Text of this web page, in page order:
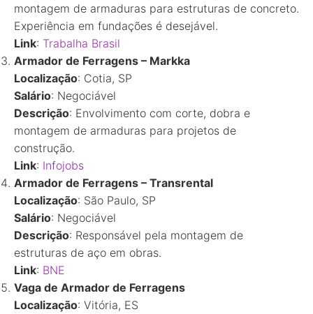
montagem de armaduras para estruturas de concreto.
Experiência em fundações é desejável.
Link: Trabalha Brasil
Armador de Ferragens – Markka
Localização: Cotia, SP
Salário: Negociável
Descrição: Envolvimento com corte, dobra e
montagem de armaduras para projetos de
construção.
Link: Infojobs
Armador de Ferragens – Transrental
Localização: São Paulo, SP
Salário: Negociável
Descrição: Responsável pela montagem de
estruturas de aço em obras.
Link: BNE
Vaga de Armador de Ferragens
Localização: Vitória, ES